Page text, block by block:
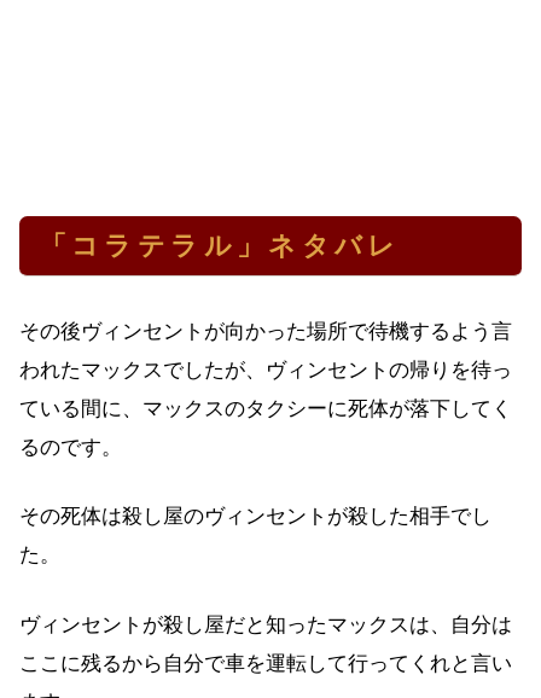
「コラテラル」ネタバレ
その後ヴィンセントが向かった場所で待機するよう言
われたマックスでしたが、ヴィンセントの帰りを待っ
ている間に、マックスのタクシーに死体が落下してく
るのです。
その死体は殺し屋のヴィンセントが殺した相手でし
た。
ヴィンセントが殺し屋だと知ったマックスは、自分は
ここに残るから自分で車を運転して行ってくれと言い